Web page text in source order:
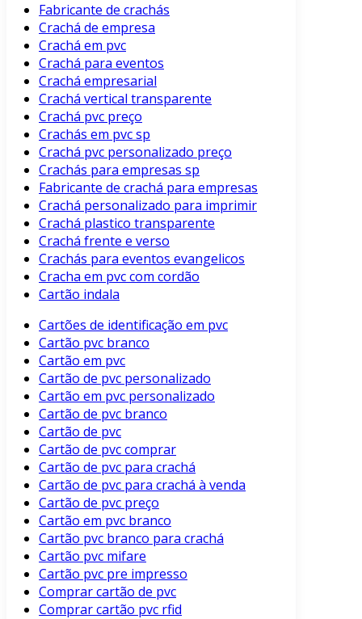
Fabricante de crachás
Crachá de empresa
Crachá em pvc
Crachá para eventos
Crachá empresarial
Crachá vertical transparente
Crachá pvc preço
Crachás em pvc sp
Crachá pvc personalizado preço
Crachás para empresas sp
Fabricante de crachá para empresas
Crachá personalizado para imprimir
Crachá plastico transparente
Crachá frente e verso
Crachás para eventos evangelicos
Cracha em pvc com cordão
Cartão indala
Cartões de identificação em pvc
Cartão pvc branco
Cartão em pvc
Cartão de pvc personalizado
Cartão em pvc personalizado
Cartão de pvc branco
Cartão de pvc
Cartão de pvc comprar
Cartão de pvc para crachá
Cartão de pvc para crachá à venda
Cartão de pvc preço
Cartão em pvc branco
Cartão pvc branco para crachá
Cartão pvc mifare
Cartão pvc pre impresso
Comprar cartão de pvc
Comprar cartão pvc rfid